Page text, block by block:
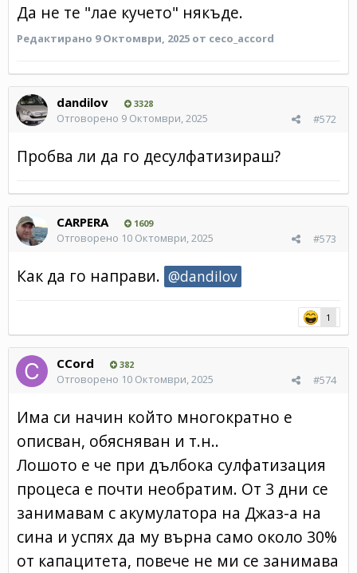
Да не те "лае кучето" някъде.
Редактирано 9 Октомври, 2025 от ceco_accord
dandilov 3328
#572
Отговорено 9 Октомври, 2025
Пробва ли да го десулфатизираш?
CARPERA 1609
#573
Отговорено 10 Октомври, 2025
Как да го направи. @dandilov
1
CCord 382
#574
Отговорено 10 Октомври, 2025
Има си начин който многократно е
описван, обясняван и т.н..
Лошото е че при дълбока сулфатизация
процеса е почти необратим. От 3 дни се
занимавам с акумулатора на Джаз-а на
сина и успях да му върна само около 30%
от капацитета, повече не ми се занимава